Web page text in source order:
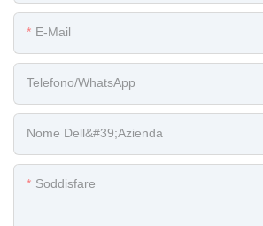
E-Mail
Telefono/WhatsApp
Nome Dell&#39;azienda
Soddisfare